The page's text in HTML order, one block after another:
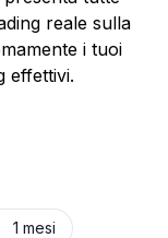
reale sulla
i tuoi
effettivi.
1 mesi